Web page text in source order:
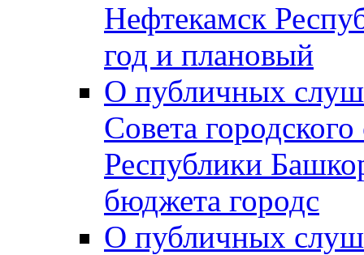
Нефтекамск
год и плановый
О публичных
Совета
Республики
бюджета городс
О публичных